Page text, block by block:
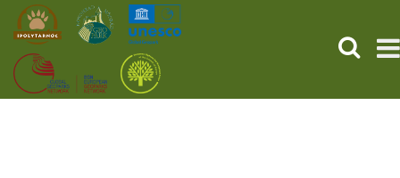
SEARCH